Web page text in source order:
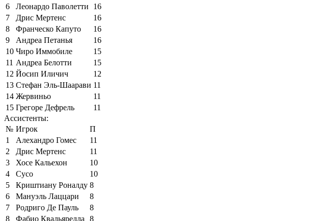
6
Леонардо Паволетти
16
7
Дрис Мертенс
16
8
Франческо Капуто
16
9
Андреа Петанья
16
10 Чиро Иммобиле
15
11 Андреа Белотти
15
12 Йосип Иличич
12
13 Стефан Эль-Шаарави 11
14 Жервиньо
11
15 Грегоре Дефрель
11
Ассистенты:
№ Игрок
П
1
Алехандро Гомес
11
2
Дрис Мертенс
11
3
Хосе Кальехон
10
4
Сусо
10
5
Криштиану Роналду 8
6
Мануэль Лаццари
8
7
Родриго Де Пауль
8
8
Фабио Квальярелла
8